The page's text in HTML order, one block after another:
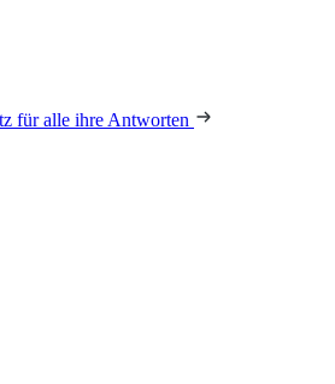
für alle ihre Antworten